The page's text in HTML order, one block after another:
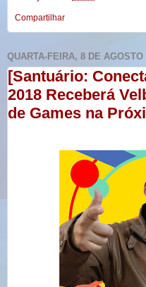
Compartilhar
QUARTA-FEIRA, 8 DE AGOSTO
[Santuário:
2018 Receberá
de Games na